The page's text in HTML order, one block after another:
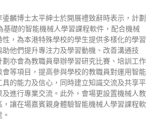
麟博士太平紳士於開展禮致辭時表示，計劃
礎的智能機械人學習課程軟件，配合機械
，為本港特殊學校的學生提供多樣化的學習
他們提升專注力及學習動機、改善溝通技
亦會為教職員舉辦學習研究比賽、培訓工作
等項目，提高參與學校的教職員對運用智能
的能力及信心，同時建立知識交流及共享平
進行專業交流。此外，會場更設置機械人教
讓在場嘉賓親身體驗智能機械人學習課程軟